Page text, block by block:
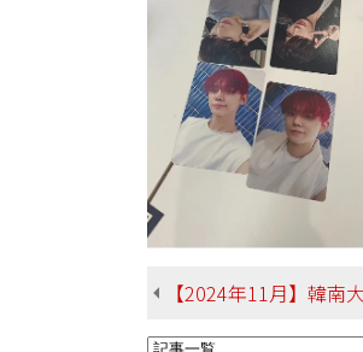
【2024年11月】韓南大学（韓